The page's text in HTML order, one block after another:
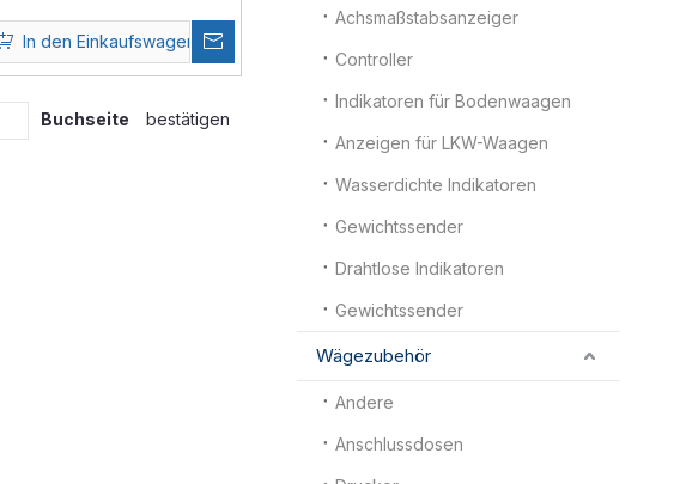
In den Einkaufswagen
Buchseite bestätigen
Achsmaßstabsanzeiger
Controller
Indikatoren für Bodenwaagen
Anzeigen für LKW-Waagen
Wasserdichte Indikatoren
Gewichtssender
Drahtlose Indikatoren
Gewichtssender
Wägezubehör
Andere
Anschlussdosen